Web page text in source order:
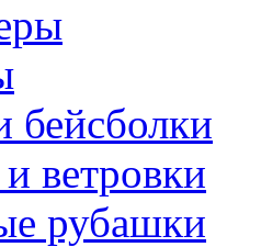
бейсболки
ветровки
рубашки